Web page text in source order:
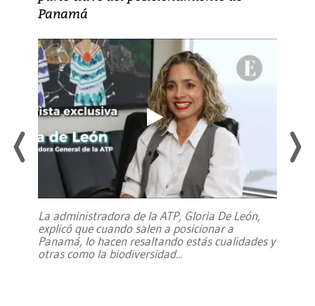
Panamá
La administradora de la ATP, Gloria De León,
explicó que cuando salen a posicionar a
Panamá, lo hacen resaltando estás cualidades y
otras como la biodiversidad...